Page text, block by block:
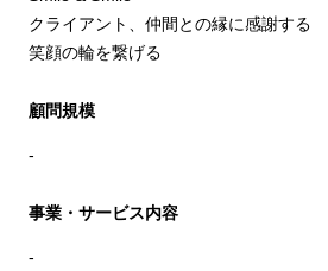
クライアント、仲間との縁に感謝する
笑顔の輪を繋げる
顧問規模
-
事業・サービス内容
-